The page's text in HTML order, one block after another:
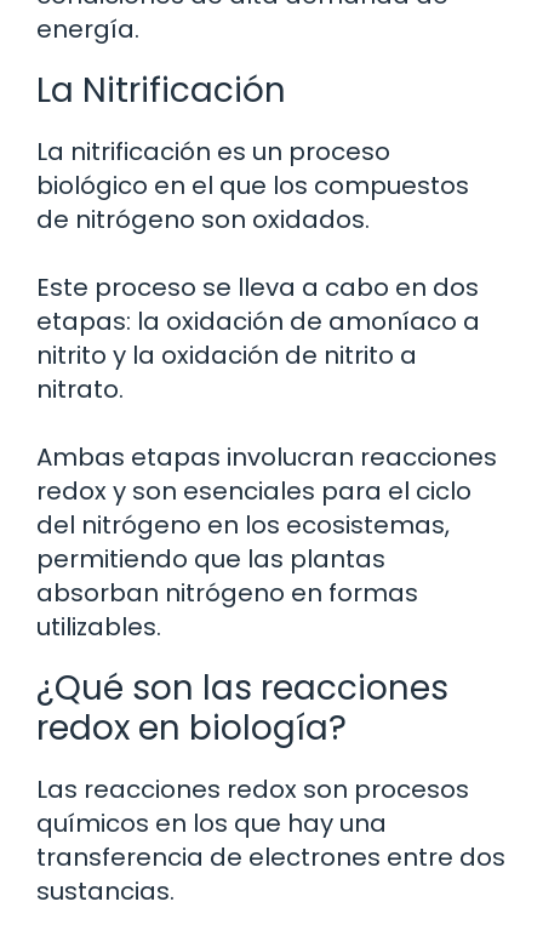
energía.
La Nitrificación
La nitrificación es un proceso
biológico en el que los compuestos
de nitrógeno son oxidados.
Este proceso se lleva a cabo en dos
etapas: la oxidación de amoníaco a
nitrito y la oxidación de nitrito a
nitrato.
Ambas etapas involucran reacciones
redox y son esenciales para el ciclo
del nitrógeno en los ecosistemas,
permitiendo que las plantas
absorban nitrógeno en formas
utilizables.
¿Qué son las reacciones
redox en biología?
Las reacciones redox son procesos
químicos en los que hay una
transferencia de electrones entre dos
sustancias.